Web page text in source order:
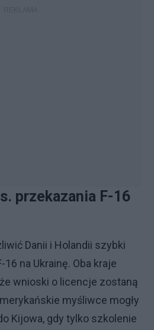
przekazania F-16
Danii i Holandii szybki
na Ukrainę. Oba kraje
wnioski o licencje zostaną
myśliwce mogły
Kijowa, gdy tylko szkolenie